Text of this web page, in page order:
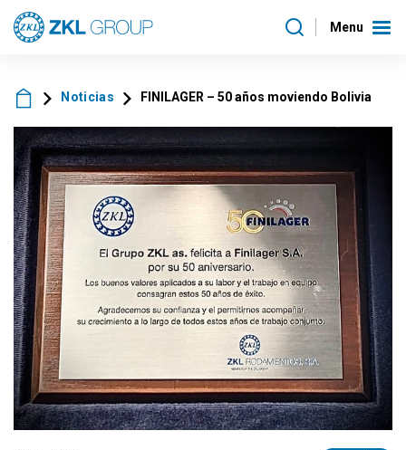
Menu
Noticias FINILAGER – 50 años moviendo Bolivia